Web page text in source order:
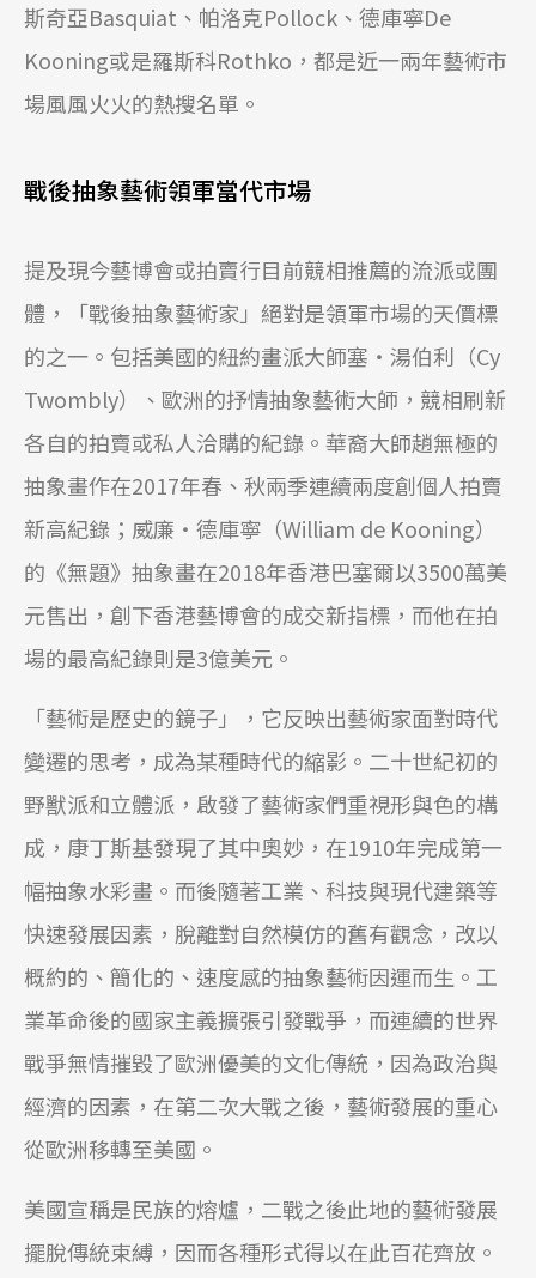
斯奇亞Basquiat、帕洛克Pollock、德庫寧De
Kooning或是羅斯科Rothko，都是近一兩年藝術市
場風風火火的熱搜名單。
戰後抽象藝術領軍當代市場
提及現今藝博會或拍賣行目前競相推薦的流派或團
體，「戰後抽象藝術家」絕對是領軍市場的天價標
的之一。包括美國的紐約畫派大師塞‧湯伯利（Cy
Twombly）、歐洲的抒情抽象藝術大師，競相刷新
各自的拍賣或私人洽購的紀錄。華裔大師趙無極的
抽象畫作在2017年春、秋兩季連續兩度創個人拍賣
新高紀錄；威廉‧德庫寧（William de Kooning）
的《無題》抽象畫在2018年香港巴塞爾以3500萬美
元售出，創下香港藝博會的成交新指標，而他在拍
場的最高紀錄則是3億美元。
「藝術是歷史的鏡子」，它反映出藝術家面對時代
變遷的思考，成為某種時代的縮影。二十世紀初的
野獸派和立體派，啟發了藝術家們重視形與色的構
成，康丁斯基發現了其中奧妙，在1910年完成第一
幅抽象水彩畫。而後隨著工業、科技與現代建築等
快速發展因素，脫離對自然模仿的舊有觀念，改以
概約的、簡化的、速度感的抽象藝術因運而生。工
業革命後的國家主義擴張引發戰爭，而連續的世界
戰爭無情摧毀了歐洲優美的文化傳統，因為政治與
經濟的因素，在第二次大戰之後，藝術發展的重心
從歐洲移轉至美國。
美國宣稱是民族的熔爐，二戰之後此地的藝術發展
擺脫傳統束縛，因而各種形式得以在此百花齊放。